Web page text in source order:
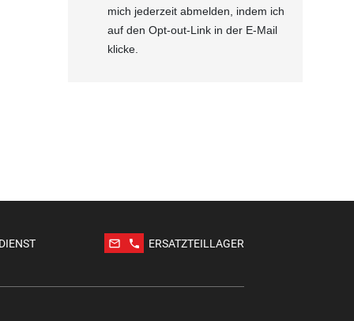
mich jederzeit abmelden, indem ich
auf den Opt-out-Link in der E-Mail
klicke.
mail_outline phone ERSATZTEILLAGER